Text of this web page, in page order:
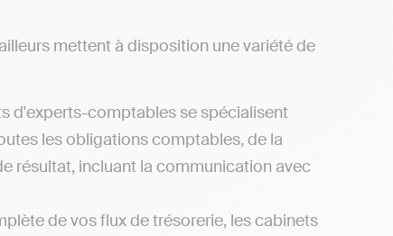
mettent à disposition une variété de
d'experts-comptables se spécialisent
les obligations comptables, de la
résultat, incluant la communication avec
de vos flux de trésorerie, les cabinets